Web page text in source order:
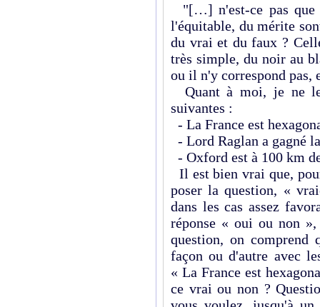
"[…] n'est-ce pas que
l'équitable, du mérite
du vrai et du faux ?
très simple, du noir au
ou il n'y correspond pas,
Quant à moi, je ne le
suivantes :
- La France est
- Lord Raglan a gagné
- Oxford est à 100 km
Il est bien vrai que,
poser la question, «
dans les cas assez
réponse « oui ou non
question, on comprend
façon ou d'autre avec
« La France est
ce vrai ou non ?